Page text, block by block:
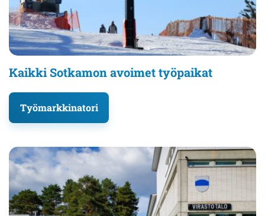
Kaikki Sotkamon avoimet työpaikat
Työmarkkinatori